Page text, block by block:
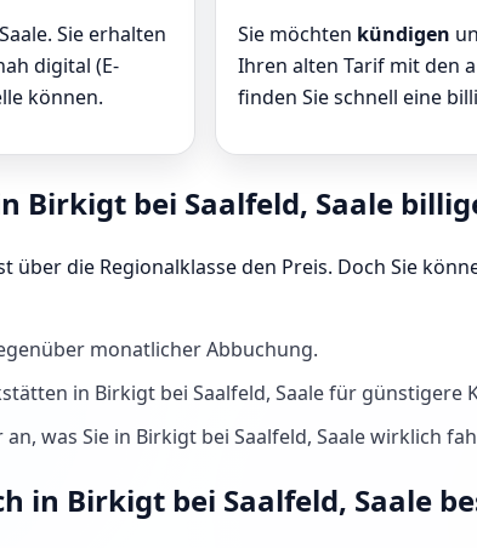
Sie erhalten
digital (E-
können.
Sie möchten kündigen
Ihren alten Tarif mit den
finden Sie schnell eine
Birkigt bei Saalfeld, Saale
über die Regionalklasse den Preis. Doch Sie
monatlicher Abbuchung.
in Birkigt bei Saalfeld, Saale für günstigere
an, was Sie in Birkigt bei Saalfeld, Saale wirklich
in Birkigt bei Saalfeld, Saale